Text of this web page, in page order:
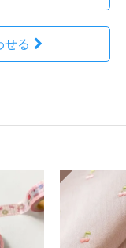
せる